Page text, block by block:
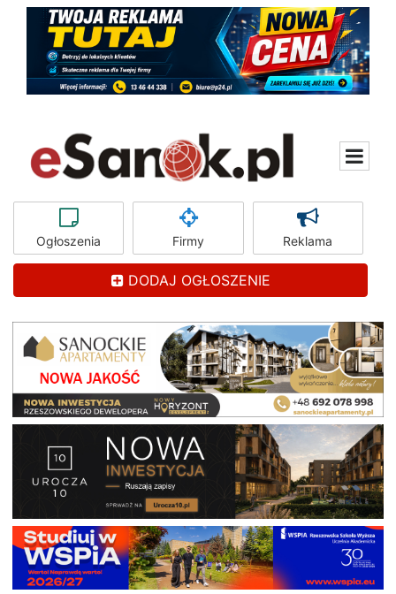
Ogłoszenia Firmy Reklama
DODAJ OGŁOSZENIE